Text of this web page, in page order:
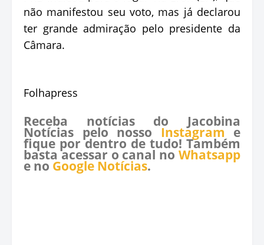
não manifestou seu voto, mas já declarou
ter grande admiração pelo presidente da
Câmara.
Folhapress
Receba notícias do Jacobina
Notícias pelo nosso Instagram e
fique por dentro de tudo! Também
basta acessar o canal no Whatsapp
e no Google Notícias.